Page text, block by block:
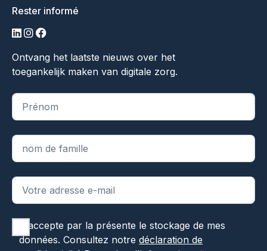
Rester informé
LinkedIn
Instagram
Facebook
Ontvang het laatste nieuws over het
toegankelijk maken van digitale zorg.
"*" indique les champs obligatoires
J'accepte par la présente le stockage de mes
données. Consultez notredéclaration de